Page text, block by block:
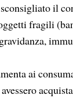
il
fragili
ai